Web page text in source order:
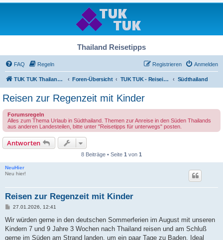
Thailand Reisetipps
FAQ Regeln Anmelden
Registrieren
TUK TUK Thailand Reisetipps Foren-Übersicht TUK TUK - Reiseinfos - Thailand Regional Südthailand
Reisen zur Regenzeit mit Kinder
Forumsregeln
Alles zum Thema Urlaub in Südthailand. Themen zur Anreise in den Süden Thailands
aus anderen Landesteilen, bitte unter "Reisetipps für unterwegs" posten.
Antworten
8 Beiträge • Seite 1 von 1
NeuHier
Neu hier!
Reisen zur Regenzeit mit Kinder
B
i
r
a
27.01.2026, 12:41
Wir würden gerne in den deutschen Sommerferien im August mit unseren
Kindern 7 und 9 Jahre 3 Wochen nach Thailand reisen und am Schluß
gerne im Süden am Strand landen, um ein paar Tage zu Baden. Ideal